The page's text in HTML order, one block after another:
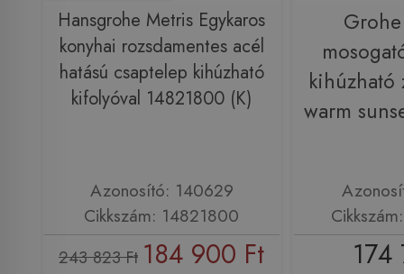
Hansgrohe Metris Egykaros
konyhai rozsdamentes acél
hatású csaptelep kihúzható
kifolyóval 14821800 (K)
Azonosító: 140629
Cikkszám: 14821800
243 823 Ft 184 900 Ft
kihúzható
warm
174